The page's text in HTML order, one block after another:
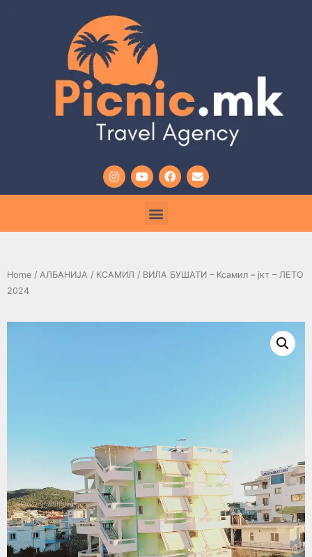
Home / АЛБАНИЈА / КСАМИЛ / ВИЛА БУШАТИ – Ксамил – јкт – ЛЕТО
2024